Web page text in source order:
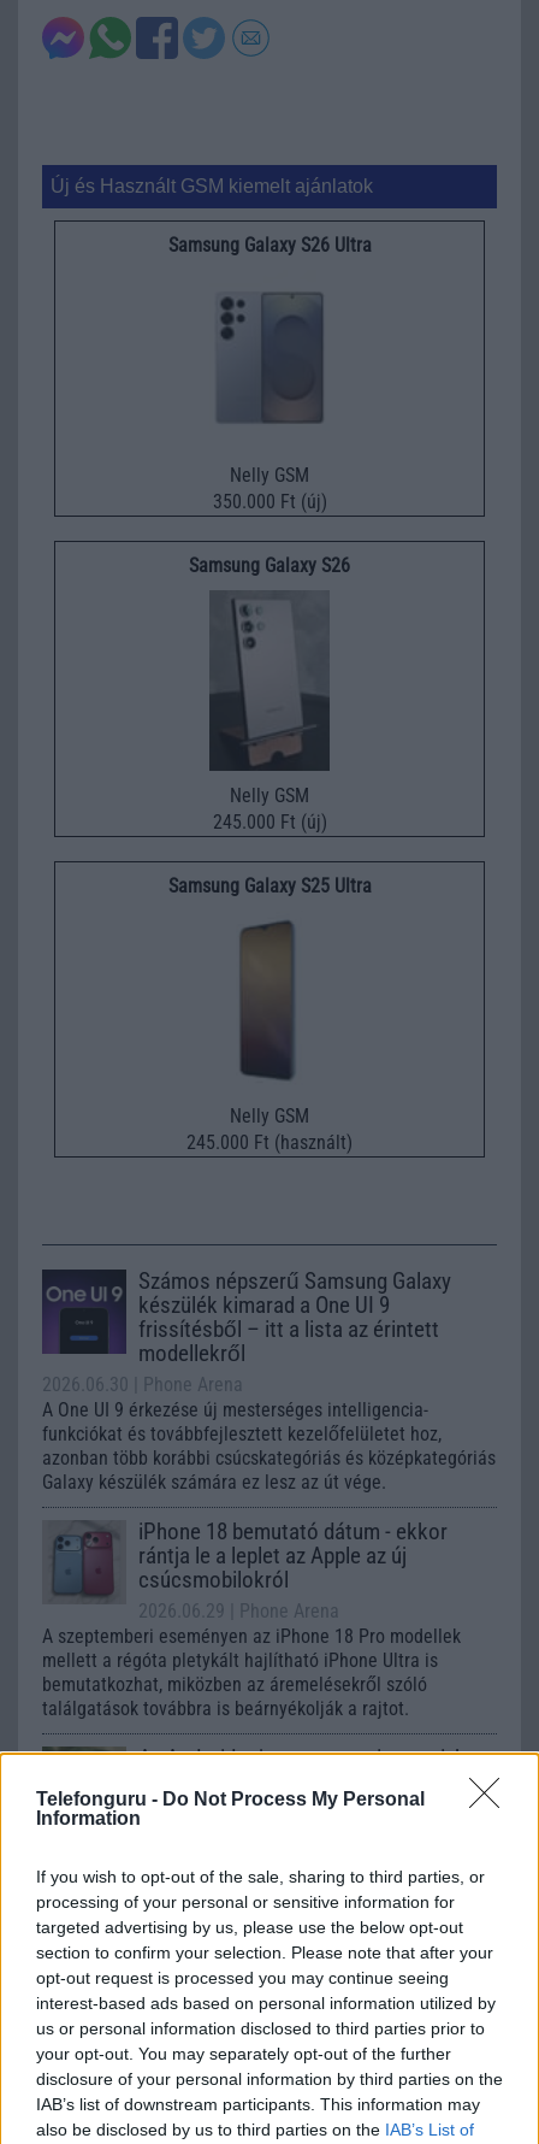
Telefonguru - Do Not Process My Personal
Information
If you wish to opt-out of the sale, sharing to third parties, or
processing of your personal or sensitive information for
targeted advertising by us, please use the below opt-out
section to confirm your selection. Please note that after your
opt-out request is processed you may continue seeing
interest-based ads based on personal information utilized by
us or personal information disclosed to third parties prior to
your opt-out. You may separately opt-out of the further
disclosure of your personal information by third parties on the
IAB’s list of downstream participants. This information may
also be disclosed by us to third parties on the IAB’s List of
Új és Használt GSM kiemelt ajánlatok
Samsung Galaxy S26 Ultra
Nelly GSM
350.000 Ft (új)
Samsung Galaxy S26
Nelly GSM
245.000 Ft (új)
Samsung Galaxy S25 Ultra
Nelly GSM
245.000 Ft (használt)
Számos népszerű Samsung Galaxy
készülék kimarad a One UI 9
frissítésből – itt a lista az érintett
modellekről
2026.06.30
| Phone Arena
A One UI 9 érkezése új mesterséges intelligencia-
funkciókat és továbbfejlesztett kezelőfelületet hoz,
azonban több korábbi csúcskategóriás és középkategóriás
Galaxy készülék számára ez lesz az út vége.
iPhone 18 bemutató dátum - ekkor
rántja le a leplet az Apple az új
csúcsmobilokról
2026.06.29
| Phone Arena
A szeptemberi eseményen az iPhone 18 Pro modellek
mellett a régóta pletykált hajlítható iPhone Ultra is
bemutatkozhat, miközben az áremelésekről szóló
találgatások továbbra is beárnyékolják a rajtot.
Az Android rejtett automatizmusai: hat
meg a mindennapokat
Android már évek óta olyan intelligens funkciókat kínál,
amelyek maguktól dolgoznak a háttérben.
Ez a rejtett Samsung funkció teljesen
megváltoztatja a mobilhasználatot –
sokan mégsem tudnak róla
2026.07.12| Android Central
Az Edge Panel az egyik leghasznosabb funkció, amely
jelentősen felgyorsítja a mindennapi használatot,
miközben a Pixel telefonokból továbbra is hiányzik.